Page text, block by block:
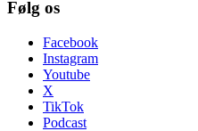
Følg os
Facebook
Instagram
Youtube
X
TikTok
Podcast